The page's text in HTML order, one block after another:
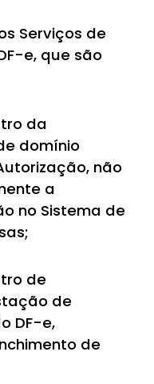
Serviços de
e, que são
da
domínio
não
a
no Sistema de
de
de
DF-e,
de